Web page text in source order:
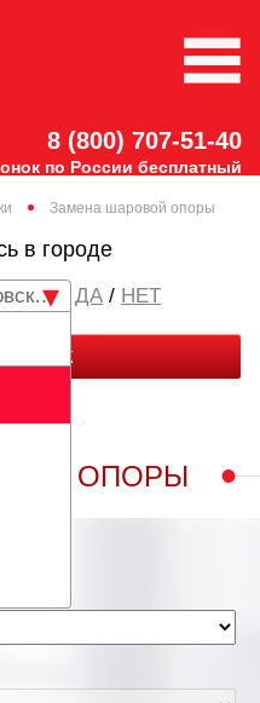
8 (800) 707-51-40
по России бесплатный
Замена шаровой опоры
в городе
область
/ НЕТ
ЗВОНОК
ОПОРЫ